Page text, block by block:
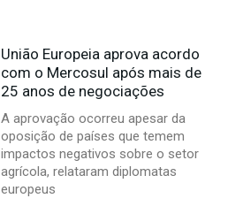
União Europeia aprova acordo
com o Mercosul após mais de
25 anos de negociações
A aprovação ocorreu apesar da
oposição de países que temem
impactos negativos sobre o setor
agrícola, relataram diplomatas
europeus